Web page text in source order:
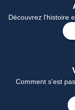
Découvrez l'histoire
Comment s'est